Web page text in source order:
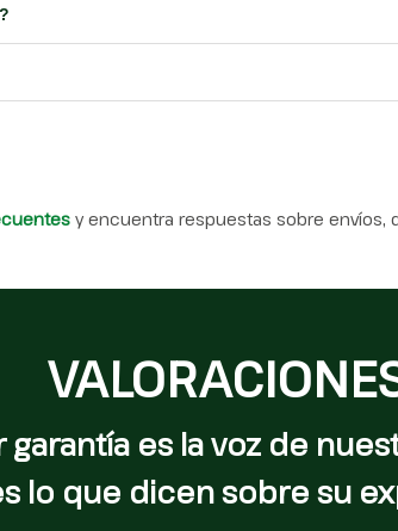
y encuentra respuestas sobre envíos,
garantía es la voz de
lo que dicen sobre su